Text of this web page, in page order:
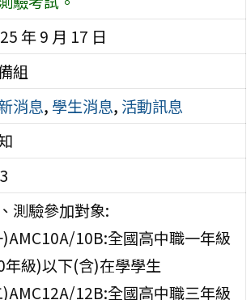
年 9 月 17 日
組
消息, 學生消息, 活動訊息
測驗參加對象:
)AMC10A/10B:全國高中職一年級
年級)以下(含)在學學生
)AMC12A/12B:全國高中職三年級